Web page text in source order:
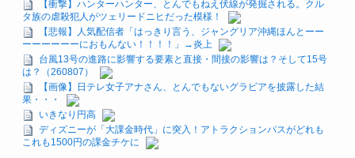
【衝撃】ハンターハンター、とんでもねえ伏線が発掘される。クル
タ族の虐殺犯人がツェリードニヒだった模様！
【悲報】人気配信者「はっきり言う、ジャングリア沖縄ほんとーー
ーーーーーーにおもんない！！！！」→炎上
台風13号の進路に影響する要素と直接・間接の影響は？そして15号
は？（260807）
【画像】日テレ女子アナさん、とんでもないグラビアを披露した結
果・・・
いきなり円高
ディズニーが「大課金時代」に突入！アトラクションパスがどれも
これも1500円の課金チケに